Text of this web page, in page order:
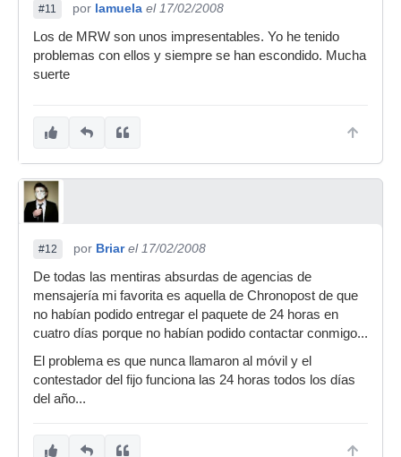
#11 por lamuela el 17/02/2008
Los de MRW son unos impresentables. Yo he tenido
problemas con ellos y siempre se han escondido. Mucha
suerte
#12 por Briar el 17/02/2008
De todas las mentiras absurdas de agencias de
mensajería mi favorita es aquella de Chronopost de que
no habían podido entregar el paquete de 24 horas en
cuatro días porque no habían podido contactar conmigo...
El problema es que nunca llamaron al móvil y el
contestador del fijo funciona las 24 horas todos los días
del año...